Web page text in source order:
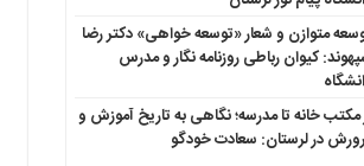
متوازن و شعار «توسعه خواهی» دکتر رضا
کیوان رباطی روزنامه نگار و مدرس
مکتب خانه تا مدرسه؛ نگاهی به تاریخ آموزش و
در لرستان: سعادت خودگو